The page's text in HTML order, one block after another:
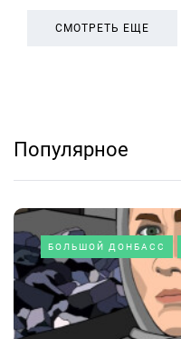
СМОТРЕТЬ ЕЩЕ
Популярное
БОЛЬШОЙ ДОНБАСС